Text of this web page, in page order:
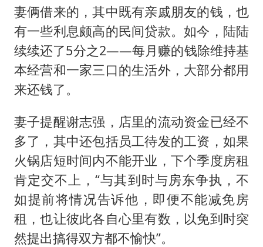
妻俩借来的，其中既有亲戚朋友的钱，也
有一些利息颇高的民间贷款。如今，陆陆
续续还了5分之2——每月赚的钱除维持基
本经营和一家三口的生活外，大部分都用
来还钱了。
妻子提醒谢志强，店里的流动资金已经不
多了，其中还包括员工待发的工资，如果
火锅店短时间内不能开业，下个季度房租
肯定交不上，“与其到时与房东争执，不
如提前将情况告诉他，即便不能减免房
租，也让彼此各自心里有数，以免到时突
然提出搞得双方都不愉快”。